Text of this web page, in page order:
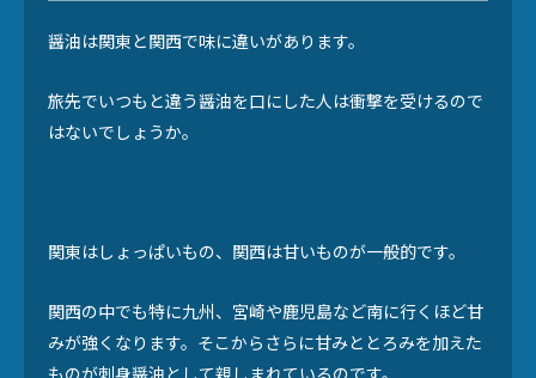
醤油は関東と関西で味に違いがあります。
旅先でいつもと違う醤油を口にした人は衝撃を受けるので
はないでしょうか。
関東はしょっぱいもの、関西は甘いものが一般的です。
関西の中でも特に九州、宮崎や鹿児島など南に行くほど甘
みが強くなります。そこからさらに甘みととろみを加えた
ものが刺身醤油として親しまれているのです。